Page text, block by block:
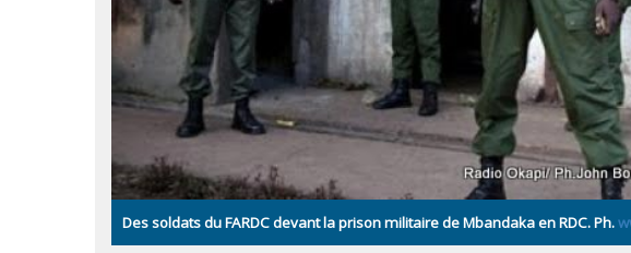
Des soldats du FARDC devant la prison militaire de Mbandaka en RDC. Ph.